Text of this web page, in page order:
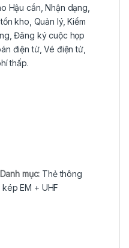
Hậu cần, Nhận dạng,
kho, Quản lý, Kiểm
Đăng ký cuộc họp
điện tử, Vé điện tử,
thấp.
Danh mục: Thẻ thông
EM + UHF